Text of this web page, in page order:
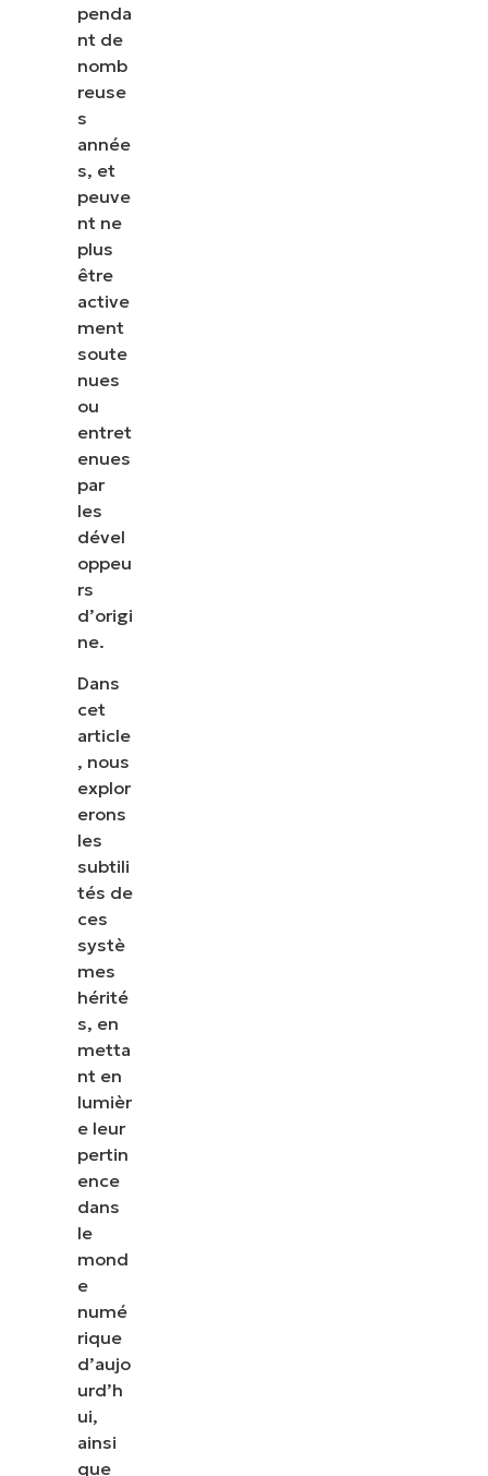
technologies
penda
nt de
nomb
reuse
s
année
s, et
peuve
nt ne
plus
être
active
ment
soute
nues
ou
entret
enues
par
les
dével
oppeu
rs
d’origi
ne.
Dans
cet
article
, nous
explor
erons
les
subtili
tés de
ces
systè
mes
hérité
s, en
metta
nt en
lumièr
e leur
pertin
ence
dans
le
mond
e
numé
rique
d’aujo
urd’h
ui,
ainsi
que